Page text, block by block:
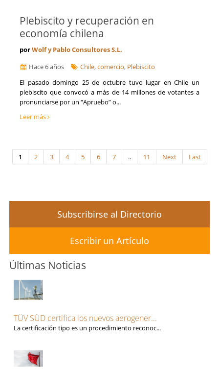
Plebiscito y recuperación en
economía chilena
porWolf y Pablo Consultores S.L.
Hace 6 años
Chile,comercio, Plebiscito
El pasado domingo 25 de octubre tuvo lugar en Chile un
plebiscito que convocó a más de 14 millones de votantes a
pronunciarse por un “Apruebo” o...
Leer más
1 2 3 4 5 6 7 .. 11 Next Last
Subscribirse al Directorio
Escribir un Artículo
Últimas Noticias
TÜV SÜD certifica los nuevos aerogener...
La certificación tipo es un procedimiento reconoc...